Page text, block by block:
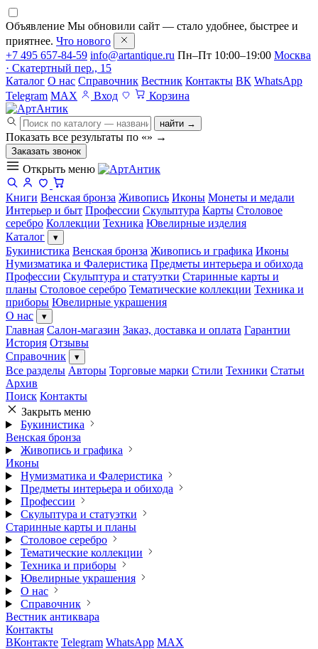
Объявление Мы обновили сайт — стало удобнее, быстрее и
приятнее. Что нового
+7 495 657-84-59 info@artantique.ru Пн–Пт 10:00–19:00 Москва
· Скатертный пер., 15
Каталог О нас Справочник Вестник Контакты ВК WhatsApp
Telegram MAX Вход Корзина
найти →
Показать все результаты по «» →
Заказать звонок
Открыть меню
Книги Венская бронза Живопись Иконы Монеты и медали
Интерьер и быт Профессии Скульптура Карты Столовое
серебро Коллекции Техника Ювелирные изделия
Каталог
▾
Букинистика Венская бронза Живопись и графика Иконы
Нумизматика и Фалеристика Предметы интерьера и обихода
Профессии Скульптура и статуэтки Старинные карты и
планы Столовое серебро Тематические коллекции Техника и
приборы Ювелирные украшения
О нас
▾
Главная Салон-магазин Заказ, доставка и оплата Гарантии
История Отзывы
Справочник
▾
Все разделы Авторы Торговые марки Стили Техники Статьи
Архив
Поиск Контакты
Закрыть меню
Букинистика
Венская бронза
Живопись и графика
Иконы
Нумизматика и Фалеристика
Предметы интерьера и обихода
Профессии
Скульптура и статуэтки
Старинные карты и планы
Столовое серебро
Тематические коллекции
Техника и приборы
Ювелирные украшения
О нас
Справочник
Вестник антиквара
Контакты
ВКонтакте Telegram WhatsApp MAX